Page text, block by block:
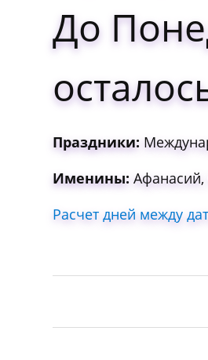
До
Праздники:
Именины: Афанасий,
Расчет дней между